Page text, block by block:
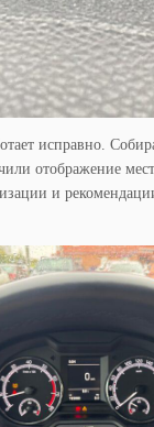
исправно.
отображение
и